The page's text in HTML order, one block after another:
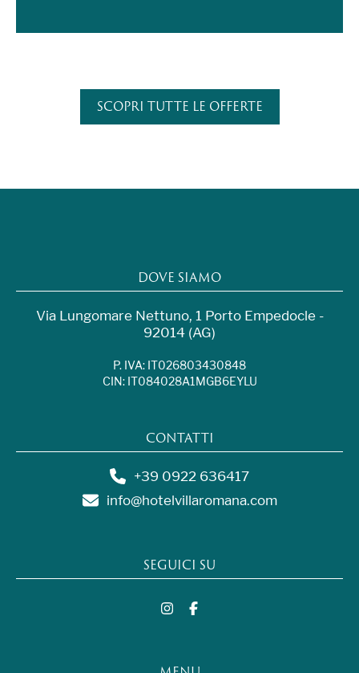
SCOPRI TUTTE LE OFFERTE
DOVE SIAMO
Via Lungomare Nettuno, 1 Porto Empedocle -
92014 (AG)
P. IVA: IT026803430848
CIN: IT084028A1MGB6EYLU
CONTATTI
+39 0922 636417
info@hotelvillaromana.com
SEGUICI SU